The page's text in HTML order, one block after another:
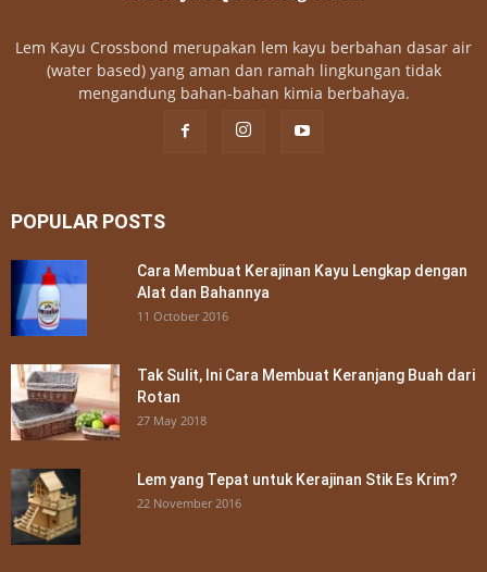
Lem Kayu Crossbond merupakan lem kayu berbahan dasar air
(water based) yang aman dan ramah lingkungan tidak
mengandung bahan-bahan kimia berbahaya.
POPULAR POSTS
Cara Membuat Kerajinan Kayu Lengkap dengan
Alat dan Bahannya
11 October 2016
Tak Sulit, Ini Cara Membuat Keranjang Buah dari
Rotan
27 May 2018
Lem yang Tepat untuk Kerajinan Stik Es Krim?
22 November 2016